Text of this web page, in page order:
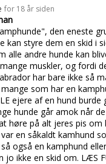
for 18 år siden
den eneste
kan styre dem en skid i
alle andre hunde kan
muskler, og fordi
har bare ikke så
som har en
ejere af en hund
hunde går amok når
høre på alt jeres pis
en såkaldt kamhund
også en kamphund
ikke en skid om. LÆS